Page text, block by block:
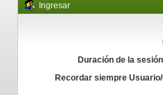
Ingresar
Duración de la
Recordar siempre